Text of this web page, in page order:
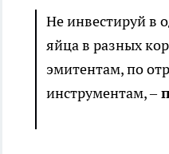
Не инвестируй в
яйца в разных
эмитентам, по
инструментам, –